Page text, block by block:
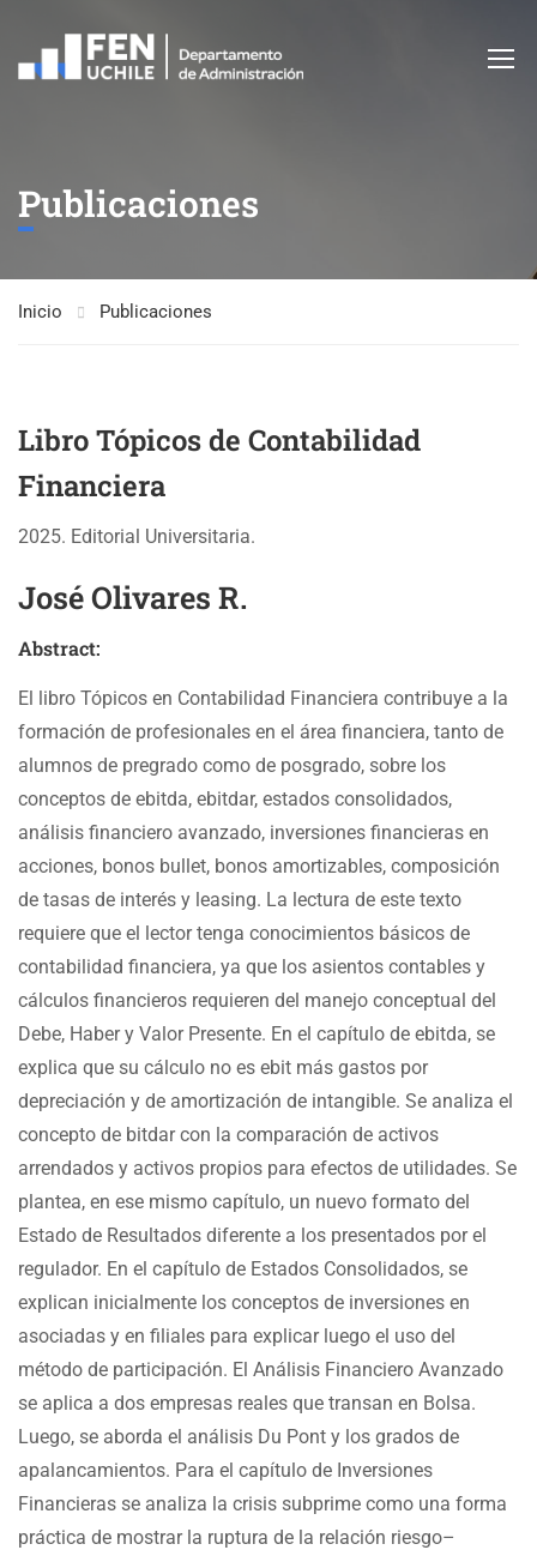
Publicaciones
Inicio Publicaciones
Libro Tópicos de Contabilidad
Financiera
2025. Editorial Universitaria.
José Olivares R.
Abstract:
El libro Tópicos en Contabilidad Financiera contribuye a la
formación de profesionales en el área financiera, tanto de
alumnos de pregrado como de posgrado, sobre los
conceptos de ebitda, ebitdar, estados consolidados,
análisis financiero avanzado, inversiones financieras en
acciones, bonos bullet, bonos amortizables, composición
de tasas de interés y leasing. La lectura de este texto
requiere que el lector tenga conocimientos básicos de
contabilidad financiera, ya que los asientos contables y
cálculos financieros requieren del manejo conceptual del
Debe, Haber y Valor Presente. En el capítulo de ebitda, se
explica que su cálculo no es ebit más gastos por
depreciación y de amortización de intangible. Se analiza el
concepto de bitdar con la comparación de activos
arrendados y activos propios para efectos de utilidades. Se
plantea, en ese mismo capítulo, un nuevo formato del
Estado de Resultados diferente a los presentados por el
regulador. En el capítulo de Estados Consolidados, se
explican inicialmente los conceptos de inversiones en
asociadas y en filiales para explicar luego el uso del
método de participación. El Análisis Financiero Avanzado
se aplica a dos empresas reales que transan en Bolsa.
Luego, se aborda el análisis Du Pont y los grados de
apalancamientos. Para el capítulo de Inversiones
Financieras se analiza la crisis subprime como una forma
práctica de mostrar la ruptura de la relación riesgo–